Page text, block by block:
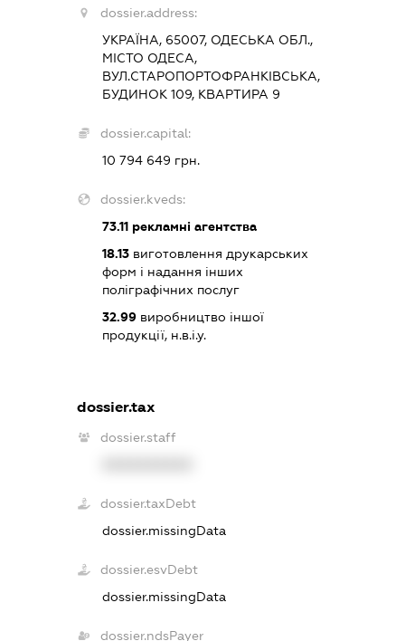
dossier.address:
УКРАЇНА, 65007, ОДЕСЬКА ОБЛ.,
МІСТО ОДЕСА,
ВУЛ.СТАРОПОРТОФРАНКІВСЬКА,
БУДИНОК 109, КВАРТИРА 9
dossier.capital:
10 794 649 грн.
dossier.kveds:
73.11рекламні агентства
18.13виготовлення друкарських
форм і надання інших
поліграфічних послуг
32.99виробництво іншої
продукції, н.в.і.у.
dossier.tax
dossier.staff
dossier.taxDebt
dossier.missingData
dossier.esvDebt
dossier.missingData
dossier.ndsPayer